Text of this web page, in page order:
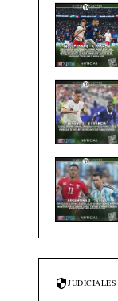
JUDICIALES